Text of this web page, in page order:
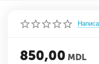
850,00 MDL